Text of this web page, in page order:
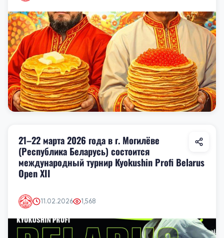
21–22 марта 2026 года в г. Могилёве
(Республика Беларусь) состоится
международный турнир Kyokushin Profi Belarus
Open XII
11.02.2026 1,568